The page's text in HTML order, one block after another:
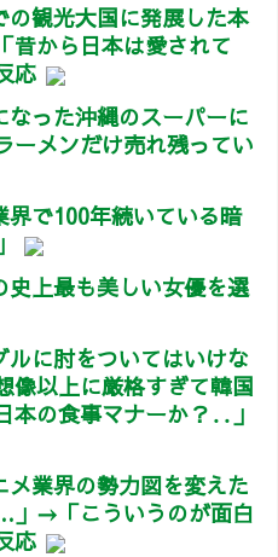
観光大国に発展した本
から日本は愛されて
応
った沖縄のスーパーに
ーメンだけ売れ残ってい
で100年続いている暗
史上最も美しい女優を選
に肘をついてはいけな
像以上に厳格すぎて韓国
の食事マナーか？‥」
業界の勢力図を変えた
」→「こういうのが面白
応